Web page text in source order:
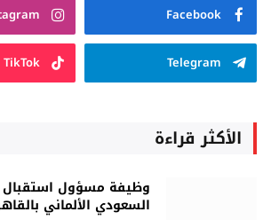
Facebook
Telegram
TikTok
الأكثر قراءة
وظيفة مسؤول
السعودي الألماني بالقاهرة